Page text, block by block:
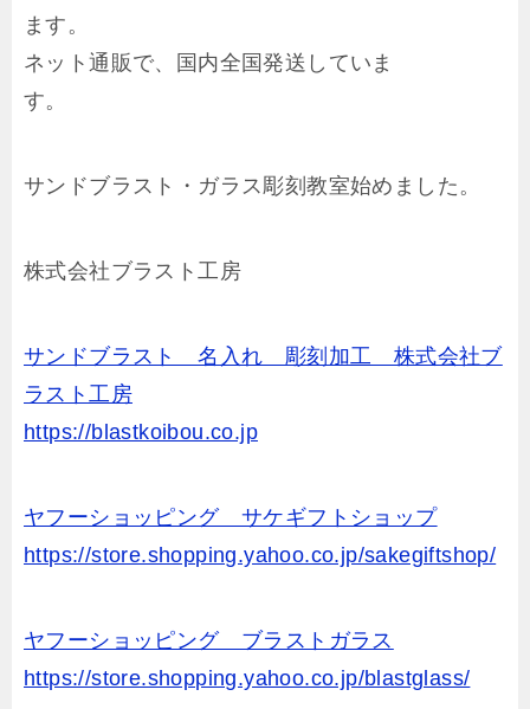
ます。
ネット通販で、国内全国発送していま
す。
サンドブラスト・ガラス彫刻教室始めました。
株式会社ブラスト工房
サンドブラスト 名入れ 彫刻加工 株式会社ブ
ラスト工房
https://blastkoibou.co.jp
ヤフーショッピング サケギフトショップ
https://store.shopping.yahoo.co.jp/sakegiftshop/
ヤフーショッピング ブラストガラス
https://store.shopping.yahoo.co.jp/blastglass/